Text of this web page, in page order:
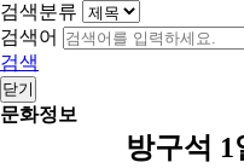
검색분류
검색어
검색
닫기
문화정보
방구석 1